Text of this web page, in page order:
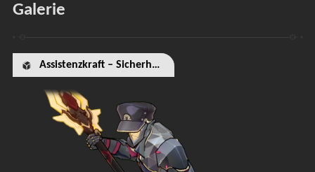
Galerie
Assistenzkraft – Sicherheitspersonal